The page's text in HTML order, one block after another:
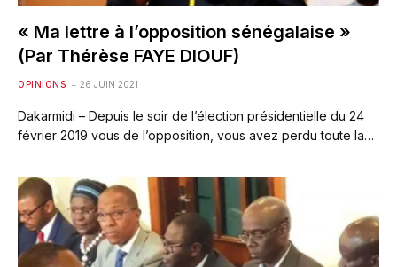
« Ma lettre à l’opposition sénégalaise »
(Par Thérèse FAYE DIOUF)
OPINIONS 26 JUIN 2021
Dakarmidi – Depuis le soir de l’élection présidentielle du 24
février 2019 vous de l’opposition, vous avez perdu toute la…